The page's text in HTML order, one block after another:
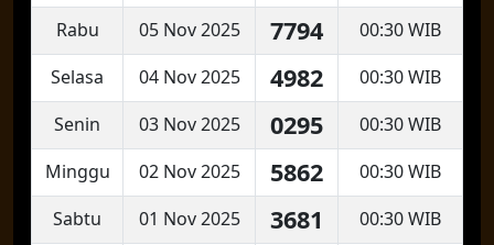
Rabu
05 Nov 2025 7794
00:30 WIB
Selasa
04 Nov 2025 4982
00:30 WIB
Senin
03 Nov 2025 0295
00:30 WIB
Minggu
02 Nov 2025 5862
00:30 WIB
Sabtu
01 Nov 2025 3681
00:30 WIB